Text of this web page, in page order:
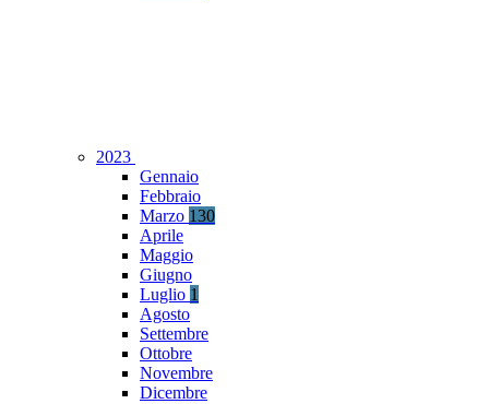
2023
Gennaio
Febbraio
Marzo 130
Aprile
Maggio
Giugno
Luglio 1
Agosto
Settembre
Ottobre
Novembre
Dicembre